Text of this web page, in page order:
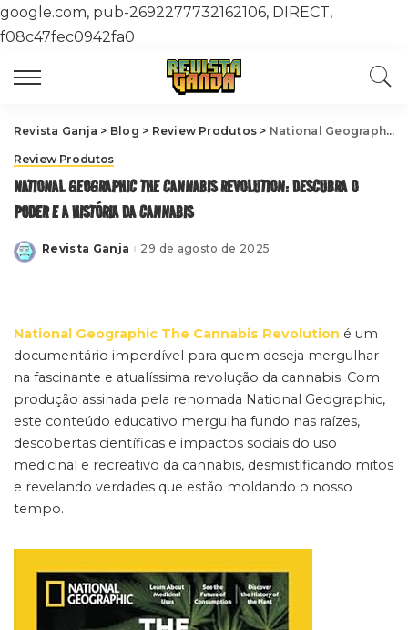
google.com, pub-2692277732162106, DIRECT,
f08c47fec0942fa0
Revista Ganja > Blog > Review Produtos > National Geographic The Cannabis Revolution: Descubra o Poder e a História da Cannabis
Review Produtos
NATIONAL GEOGRAPHIC THE CANNABIS REVOLUTION: DESCUBRA O
PODER E A HISTÓRIA DA CANNABIS
Posted
Revista Ganja 29 de agosto de 2025
National Geographic The Cannabis Revolution é um
documentário imperdível para quem deseja mergulhar
na fascinante e atualíssima revolução da cannabis. Com
produção assinada pela renomada National Geographic,
este conteúdo educativo mergulha fundo nas raízes,
descobertas científicas e impactos sociais do uso
medicinal e recreativo da cannabis, desmistificando mitos
e revelando verdades que estão moldando o nosso
tempo.